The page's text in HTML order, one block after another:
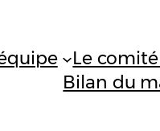
Le
Bilan du